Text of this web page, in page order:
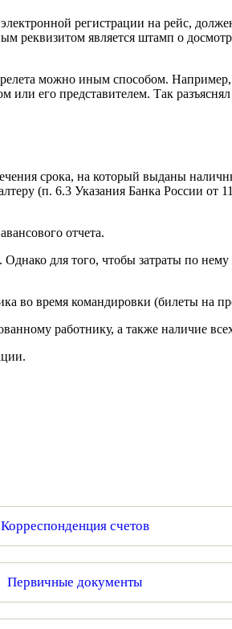
регистрации на рейс,
реквизитом является штамп о
можно иным способом.
его представителем. Так
срока, на который выданы
(п. 6.3 Указания Банка России
отчета.
для того, чтобы затраты по
во время командировки (билеты на
работнику, а также наличие
Корреспонденция счетов
Первичные документы